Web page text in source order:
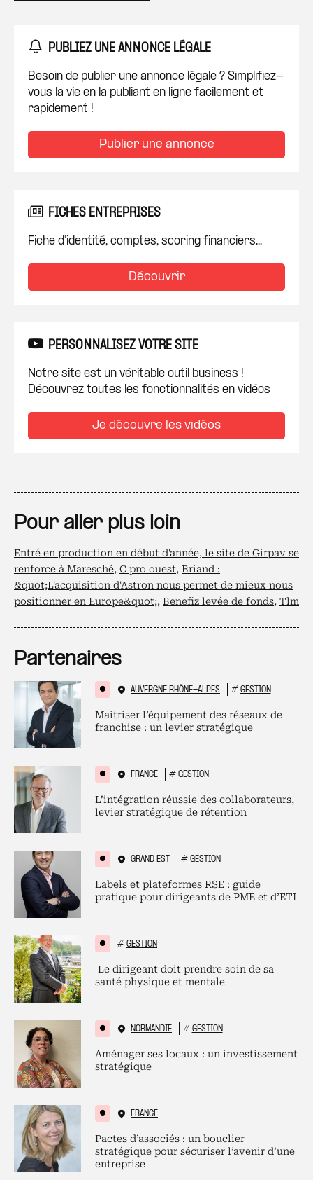
PUBLIEZ UNE ANNONCE LÉGALE
Besoin de publier une annonce légale ? Simplifiez-
vous la vie en la publiant en ligne facilement et
rapidement !
Publier une annonce
FICHES ENTREPRISES
Fiche d'identité, comptes, scoring financiers...
Découvrir
PERSONNALISEZ VOTRE SITE
Notre site est un véritable outil business !
Découvrez toutes les fonctionnalités en vidéos
Je découvre les vidéos
Pour aller plus loin
Entré en production en début d'année, le site de Girpav se
renforce à Maresché, C pro ouest, Briand :
&quot;L'acquisition d'Astron nous permet de mieux nous
positionner en Europe&quot;, Benefiz levée de fonds, Tlm
Partenaires
AUVERGNE RHÔNE-ALPES # GESTION
Maitriser l’équipement des réseaux de
franchise : un levier stratégique
FRANCE # GESTION
L’intégration réussie des collaborateurs,
levier stratégique de rétention
GRAND EST # GESTION
Labels et plateformes RSE : guide
pratique pour dirigeants de PME et d’ETI
# GESTION
Le dirigeant doit prendre soin de sa
santé physique et mentale
NORMANDIE # GESTION
Aménager ses locaux : un investissement
stratégique
FRANCE
Pactes d’associés : un bouclier
stratégique pour sécuriser l’avenir d’une
entreprise